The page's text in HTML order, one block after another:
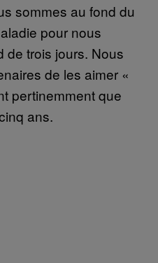
sommes au fond du
pour nous
de trois jours. Nous
de les aimer «
pertinemment que
ans.